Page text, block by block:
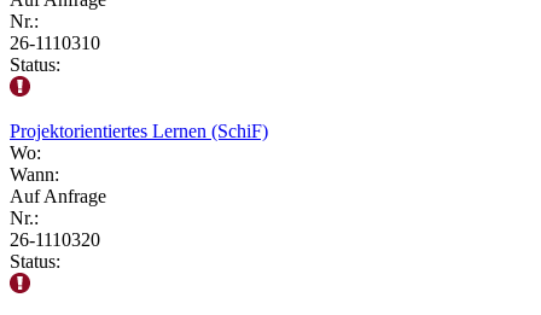
Nr.:
26-1110310
Status:
Projektorientiertes Lernen (SchiF)
Wo:
Wann:
Auf Anfrage
Nr.:
26-1110320
Status: